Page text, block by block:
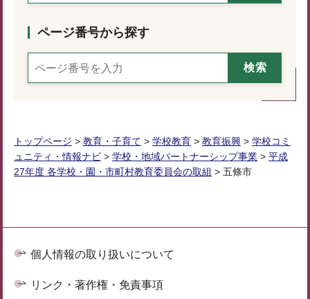
ページ番号から探す
トップページ > 教育・子育て > 学校教育 > 教育振興 > 学校コミ
ュニティ・情報ナビ > 学校・地域パートナーシップ事業 > 平成
27年度 各学校・園・市町村教育委員会の取組 > 五條市
個人情報の取り扱いについて
リンク・著作権・免責事項